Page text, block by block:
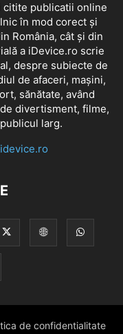
citite publicatii online
în mod corect și
România, cât și din
a iDevice.ro scrie
despre subiecte de
de afaceri, mașini,
sănătate, având
divertisment, filme,
larg.
de confidentialitate